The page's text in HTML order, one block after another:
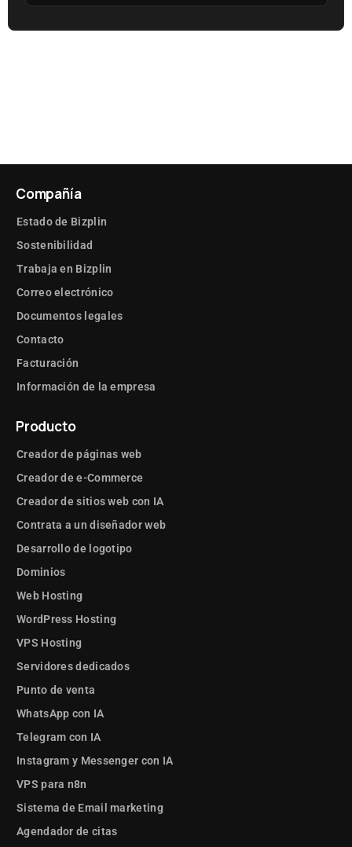
Compañía
Estado de Bizplin
Sostenibilidad
Trabaja en Bizplin
Correo electrónico
Documentos legales
Contacto
Facturación
Información de la empresa
Producto
Creador de páginas web
Creador de e-Commerce
Creador de sitios web con IA
Contrata a un diseñador web
Desarrollo de logotipo
Dominios
Web Hosting
WordPress Hosting
VPS Hosting
Servidores dedicados
Punto de venta
WhatsApp con IA
Telegram con IA
Instagram y Messenger con IA
VPS para n8n
Sistema de Email marketing
Agendador de citas